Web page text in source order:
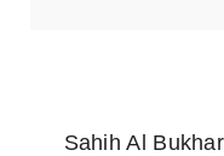
Sahih Al